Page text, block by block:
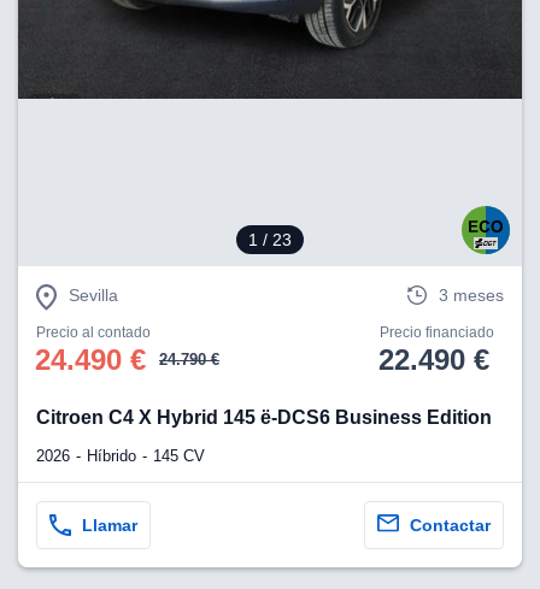
1 / 23
Sevilla 3 meses
Precio al contado
24.490 € 24.790 €
Precio financiado
22.490 €
Citroen C4 X Hybrid 145 ë-DCS6 Business Edition
2026 Híbrido 145 CV
Llamar Contactar